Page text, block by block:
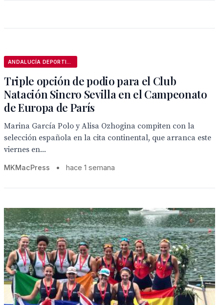
Triple opción de podio para el Club
Natación Sincro Sevilla en el Campeonato
de Europa de París
Marina García Polo y Alisa Ozhogina compiten con la
selección española en la cita continental, que arranca este
viernes en...
MKMacPress • hace 1 semana